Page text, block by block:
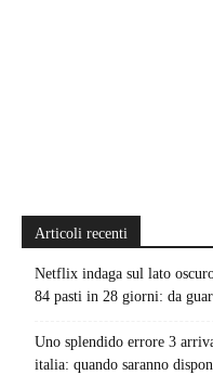
Articoli recenti
Netflix indaga sul lato
84 pasti in 28 giorni: da
Uno splendido errore 3
italia: quando saranno